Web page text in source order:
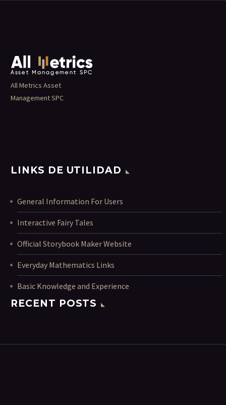
All Metrics Asset
Management SPC
LINKS DE UTILIDAD
General Information For Users
Interactive Fairy Tales
Official Storybook Maker Website
Everyday Mathematics Links
Basic Knowledge and Experience
RECENT POSTS